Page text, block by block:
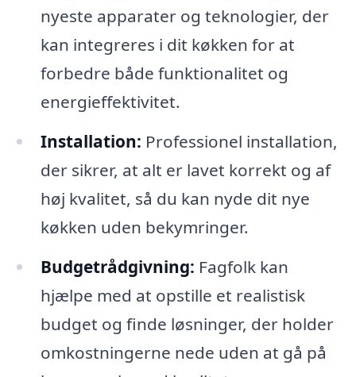
nyeste apparater og teknologier, der
kan integreres i dit køkken for at
forbedre både funktionalitet og
energieffektivitet.
Installation: Professionel installation,
der sikrer, at alt er lavet korrekt og af
høj kvalitet, så du kan nyde dit nye
køkken uden bekymringer.
Budgetrådgivning: Fagfolk kan
hjælpe med at opstille et realistisk
budget og finde løsninger, der holder
omkostningerne nede uden at gå på